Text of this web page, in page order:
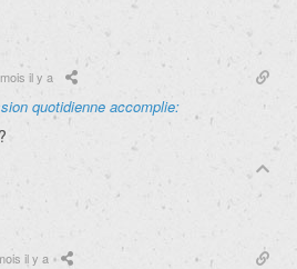
il y a
quotidienne accomplie:
il y a